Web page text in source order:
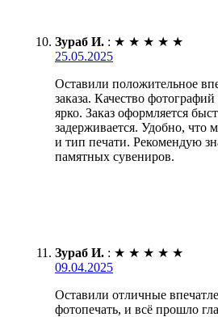
Зураб И. : ★ ★ ★ ★ ★
25.05.2025
Оставили положительное
заказа. Качество
ярко. Заказ оформляется
задерживается. Удобно, что
и тип печати. Рекомендую
памятных сувениров.
Зураб И. : ★ ★ ★ ★ ★
09.04.2025
Оставили отличные
фотопечать, и всё прошло